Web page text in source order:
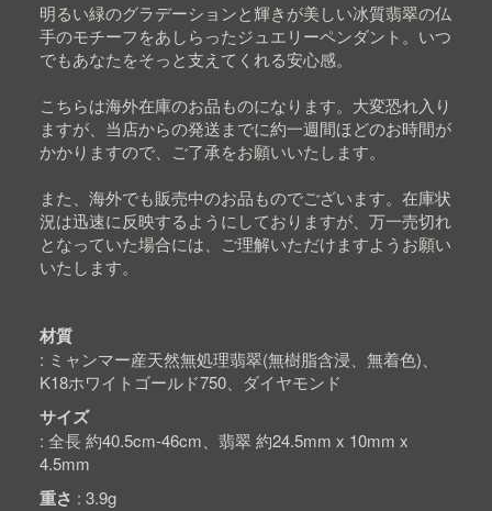
明るい緑のグラデーションと輝きが美しい冰質翡翠の仏
手のモチーフをあしらったジュエリーペンダント。いつ
でもあなたをそっと支えてくれる安心感。
こちらは海外在庫のお品ものになります。大変恐れ入り
ますが、当店からの発送までに約一週間ほどのお時間が
かかりますので、ご了承をお願いいたします。
また、海外でも販売中のお品ものでございます。在庫状
況は迅速に反映するようにしておりますが、万一売切れ
となっていた場合には、ご理解いただけますようお願い
いたします。
材質
ミャンマー産天然無処理翡翠(無樹脂含浸、無着色)、
K18ホワイトゴールド750、ダイヤモンド
サイズ
全長 約40.5cm-46cm、翡翠 約24.5mm x 10mm x
4.5mm
重さ 3.9g